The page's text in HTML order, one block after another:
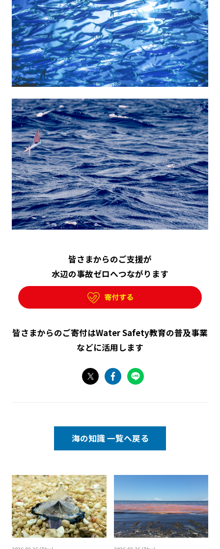
皆さまからのご支援が
水辺の事故ゼロへつながります
皆さまからのご寄付はWater Safety教育の普及事業
などに活用します
海の知識 一覧へ戻る